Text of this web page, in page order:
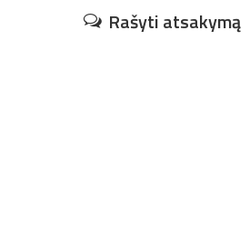
Rašyti atsakymą